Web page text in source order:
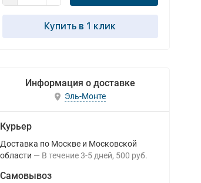
Купить в 1 клик
Информация о доставке
Эль-Монте
Курьер
Доставка по Москве и Московской
области
В течение 3-5 дней 500 руб.
Самовывоз